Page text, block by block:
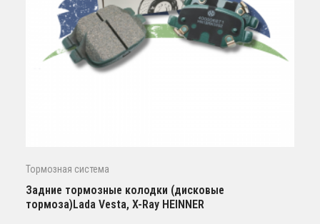
Тормозная система
Задние тормозные колодки (дисковые
тормоза)Lada Vesta, X-Ray HEINNER